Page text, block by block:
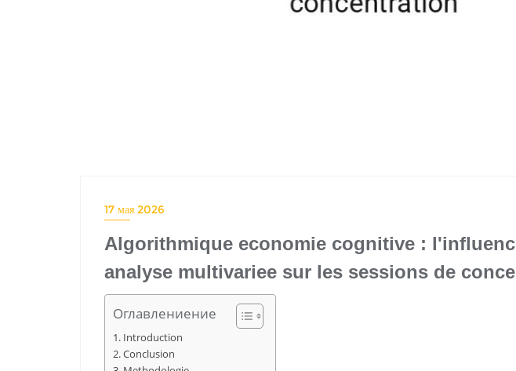
17 мая 2026
Algorithmique economie cognitive :
analyse multivariee sur les sessions de
Оглавлениение
Introduction
Conclusion